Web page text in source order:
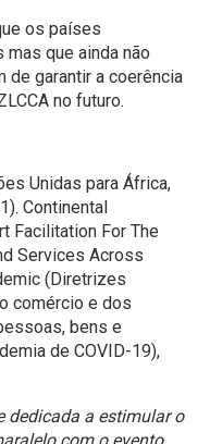
os países
que ainda não
de garantir a coerência
no futuro.
Unidas para África,
Continental
Facilitation For The
Services Across
(Diretrizes
comércio e dos
bens e
de COVID-19),
dedicada a estimular o